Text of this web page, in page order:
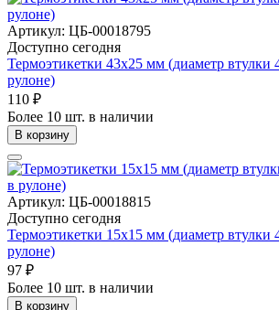
Артикул: ЦБ-00018795
Доступно сегодня
Термоэтикетки 43х25 мм (диаметр втулки
рулоне)
110 ₽
Более 10 шт. в наличии
В корзину
Артикул: ЦБ-00018815
Доступно сегодня
Термоэтикетки 15х15 мм (диаметр втулки
рулоне)
97 ₽
Более 10 шт. в наличии
В корзину